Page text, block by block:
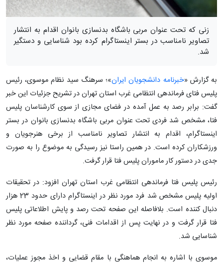
زنی که تحت عنوان مربی باشگاه بدنسازی بانوان اقدام به انتشار
تصاویر نامناسب در بستر اینستاگرام کرده بود شناسایی و دستگیر
شد.
به گزارش «خبرنامه دانشجویان ایران»؛ سرهنگ سید نظام موسوی، رئیس
پلیس فتای فرماندهی انتظامی غرب استان تهران در تشریح جزئیات این خبر
گفت: برابر رصد به عمل آمده در فضای مجازی از سوی کارشناسان پلیس
فتا، مشخص شد فردی تحت عنوان مربی باشگاه بدنسازی بانوان در بستر
اینستاگرام، اقدام به انتشار تصاویر نامناسب از برخی هنرجویان و
ورزشکاران کرده است. در همین راستا نیز رسیدگی به موضوع را به صورت
جدی در دستور کار ماموران پلیس فتا قرار گرفت.
رئیس پلیس فتا فرماندهی انتظامی غرب استان تهران افزود: در تحقیقات
اولیه پلیس مشخص شد فرد مورد نظر در اینستاگرام دارای حدود 23 هزار
دنبال کننده است. بلافاصله این صفحه تحت رصد و پایش اطلاعاتی پلیس
فتا قرار گرفت و در نهایت پس از اقدامات فنی، گرداننده صفحه مورد نظر
شناسایی شد.
موسوی با اشاره به انجام هماهنگی با مقام قضایی و اخذ مجوز عملیات،